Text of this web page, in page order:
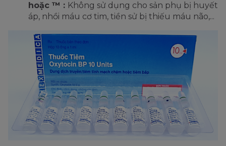
hoặc ™ : Không sử dụng cho sản phụ bị huyết
áp, nhồi máu cơ tim, tiền sử bị thiếu máu não,...